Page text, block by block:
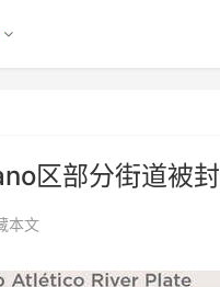
区部分街道被封
本文